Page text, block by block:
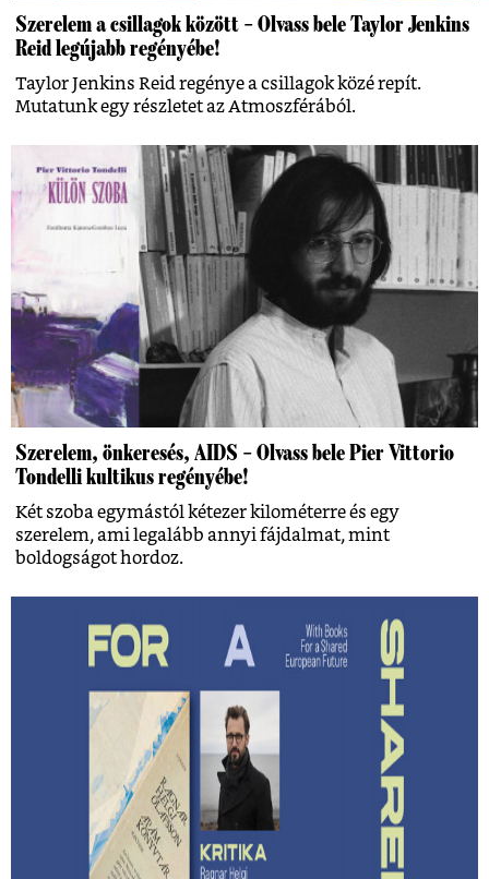
Szerelem a csillagok között – Olvass bele Taylor Jenkins
Reid legújabb regényébe!
Taylor Jenkins Reid regénye a csillagok közé repít.
Mutatunk egy részletet az Atmoszférából.
Szerelem, önkeresés, AIDS – Olvass bele Pier Vittorio
Tondelli kultikus regényébe!
Két szoba egymástól kétezer kilométerre és egy
szerelem, ami legalább annyi fájdalmat, mint
boldogságot hordoz.